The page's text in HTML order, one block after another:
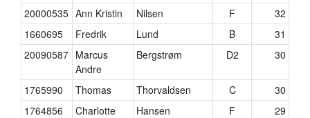
20000535 Ann Kristin Nilsen F
32
1660695
Fredrik Lund B
31
20090587 Marcus
Andre
Bergstrøm D2 30
1765990 Thomas Thorvaldsen C
30
1764856
Charlotte Hansen F
29